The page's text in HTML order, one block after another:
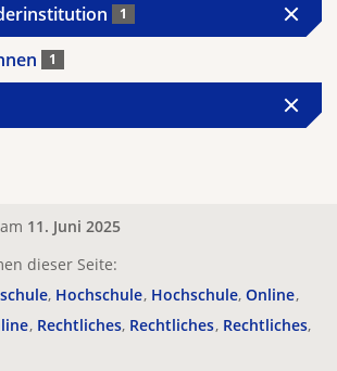
1
1
11. Juni 2025
dieser Seite:
Hochschule Hochschule Online
Rechtliches Rechtliches Rechtliches